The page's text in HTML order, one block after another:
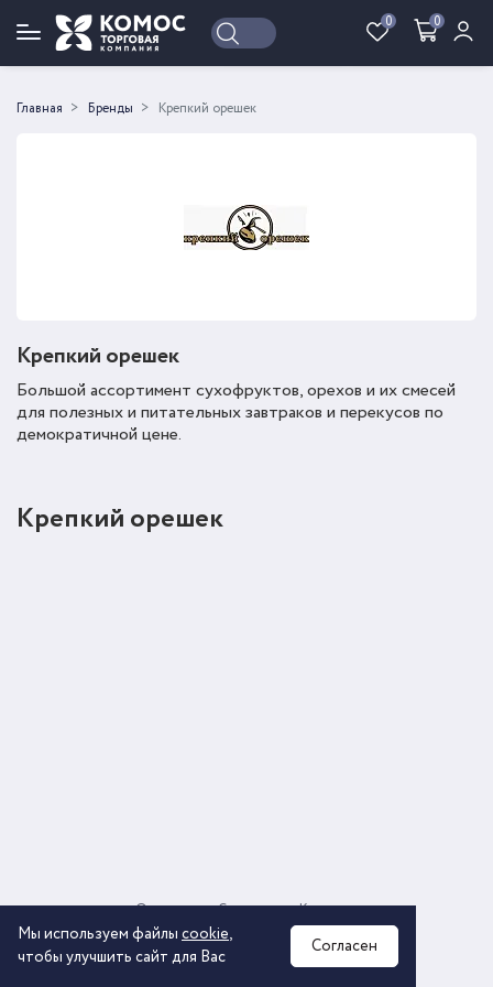
0 0
Войти Регистрация
Главная Бренды Крепкий орешек
Крепкий орешек
Большой ассортимент сухофруктов, орехов и их смесей
для полезных и питательных завтраков и перекусов по
демократичной цене.
Крепкий орешек
2026 © ООО «КОМОС ГРУПП» «Торговая компания»
О компании Соглашение
Политика обработки персональных данных
Контакты
Мы используем файлы cookie,
чтобы улучшить сайт для Вас
Согласен